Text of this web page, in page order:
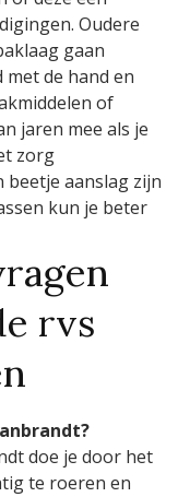
Oudere
gaan
met de hand en
of
jaren mee als je
zorg
beetje aanslag zijn
kun je beter
rvs
doe je door het
te roeren en